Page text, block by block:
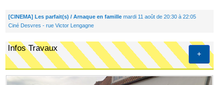
[CINEMA] Les parfait(s) / Arnaque en famillemardi 11 août de 20:30 à 22:05
Ciné Desvres - rue Victor Lengagne
+
Infos Travaux